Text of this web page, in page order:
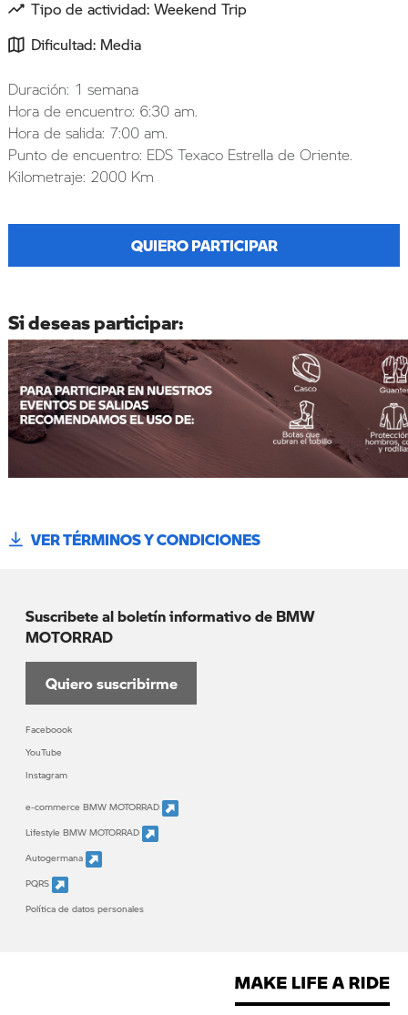
Tipo de actividad: Weekend Trip
Dificultad: Media
Duración: 1 semana
Hora de encuentro: 6:30 am.
Hora de salida: 7:00 am.
Punto de encuentro: EDS Texaco Estrella de Oriente.
Kilometraje: 2000 Km
QUIERO PARTICIPAR
Si deseas participar:
VER TÉRMINOS Y CONDICIONES
Suscribete al boletín informativo de BMW
MOTORRAD
Quiero suscribirme
Faceboook
YouTube
Instagram
e-commerce BMW MOTORRAD
Lifestyle BMW MOTORRAD
Autogermana
PQRS
Política de datos personales